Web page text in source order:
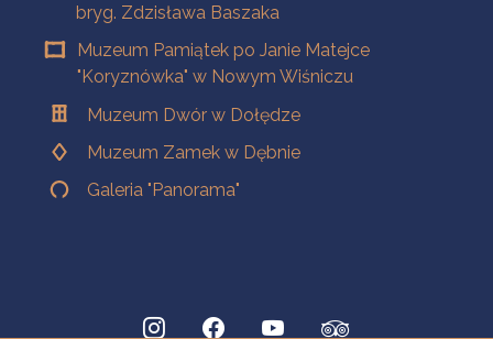
bryg. Zdzisława Baszaka
Muzeum Pamiątek po Janie Matejce
"Koryznówka" w Nowym Wiśniczu
Muzeum Dwór w Dołędze
Muzeum Zamek w Dębnie
Galeria "Panorama"